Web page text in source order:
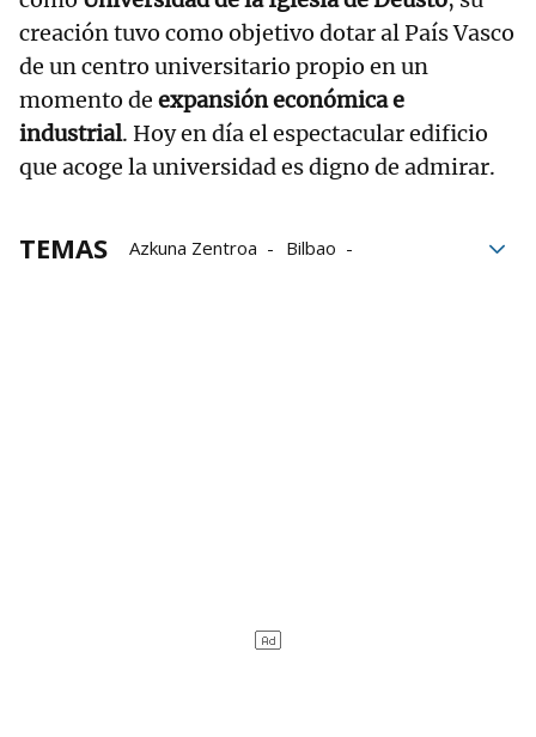
creación tuvo como objetivo dotar al País Vasco
de un centro universitario propio en un
momento de expansión económica e
industrial. Hoy en día el espectacular edificio
que acoge la universidad es digno de admirar.
TEMAS Azkuna Zentroa
Bilbao